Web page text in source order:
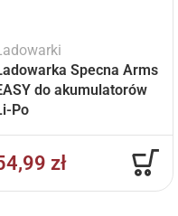
Specna Arms
do akumulatorów
Po
zł